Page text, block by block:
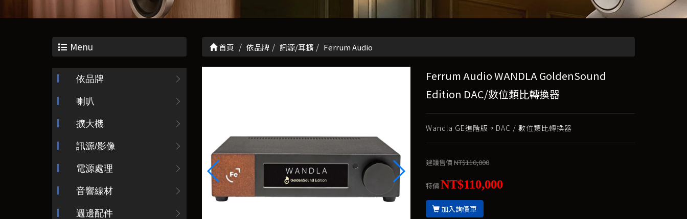
Menu
依品牌
喇叭
擴大機
訊源/影像
電源處理
音響線材
週邊配件
首頁 依品牌 訊源/耳擴 Ferrum Audio
Ferrum Audio WANDLA GoldenSound
Edition DAC/數位類比轉換器
Wandla GE進階版。DAC / 數位類比轉換器
建議售價NT$110,000
特價NT$110,000
加入詢價車